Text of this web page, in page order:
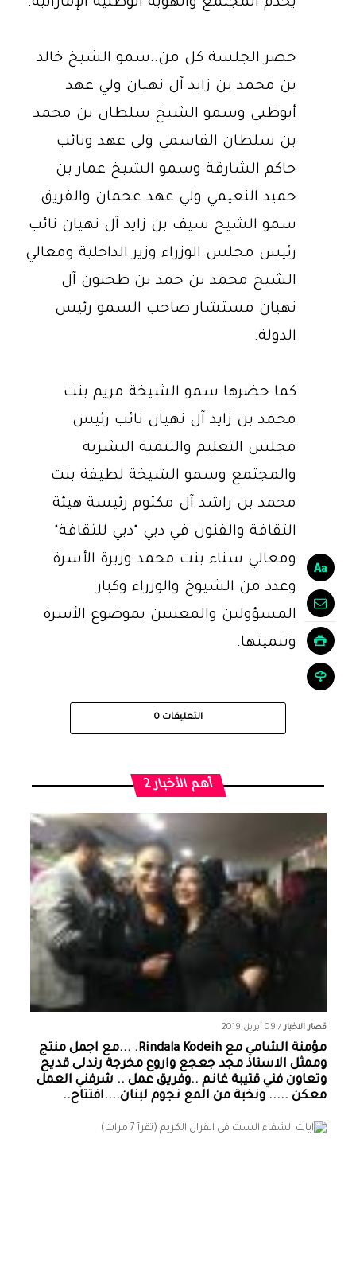
يخدم المجتمع والهوية الوطنية الإماراتية.
حضر الجلسة كل من..سمو الشيخ خالد
بن محمد بن زايد آل نهيان ولي عهد
أبوظبي وسمو الشيخ سلطان بن محمد
بن سلطان القاسمي ولي عهد ونائب
حاكم الشارقة وسمو الشيخ عمار بن
حميد النعيمي ولي عهد عجمان والفريق
سمو الشيخ سيف بن زايد آل نهيان نائب
رئيس مجلس الوزراء وزير الداخلية ومعالي
الشيخ محمد بن حمد بن طحنون آل
نهيان مستشار صاحب السمو رئيس
الدولة.
كما حضرها سمو الشيخة مريم بنت
محمد بن زايد آل نهيان نائب رئيس
مجلس التعليم والتنمية البشرية
والمجتمع وسمو الشيخة لطيفة بنت
محمد بن راشد آل مكتوم رئيسة هيئة
الثقافة والفنون في دبي "دبي للثقافة"
ومعالي سناء بنت محمد وزيرة الأسرة
وعدد من الشيوخ والوزراء وكبار
المسؤولين والمعنيين بموضوع الأسرة
وتنميتها.
التعليقات 0
أهم الأخبار 2
قصار الاخبار/ 09 أبريل 2019
مؤمنة الشامي‏ مع ‏‎Rindala Kodeih‎‏. ...مع اجمل منتج
وممثل الاستاذ مجد جعجع واروع مخرجة رندلى قديح
وتعاون فني قتيبة غانم ..وفريق عمل .. شرفني العمل
معكن ..... ونخبة من المع نجوم لبنان....افتتاح..